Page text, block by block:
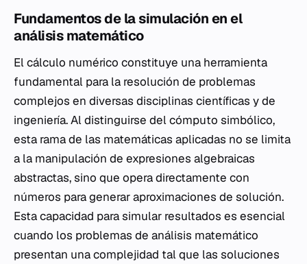
Fundamentos de la simulación en el
análisis matemático
El cálculo numérico constituye una herramienta
fundamental para la resolución de problemas
complejos en diversas disciplinas científicas y de
ingeniería. Al distinguirse del cómputo simbólico,
esta rama de las matemáticas aplicadas no se limita
a la manipulación de expresiones algebraicas
abstractas, sino que opera directamente con
números para generar aproximaciones de solución.
Esta capacidad para simular resultados es esencial
cuando los problemas de análisis matemático
presentan una complejidad tal que las soluciones